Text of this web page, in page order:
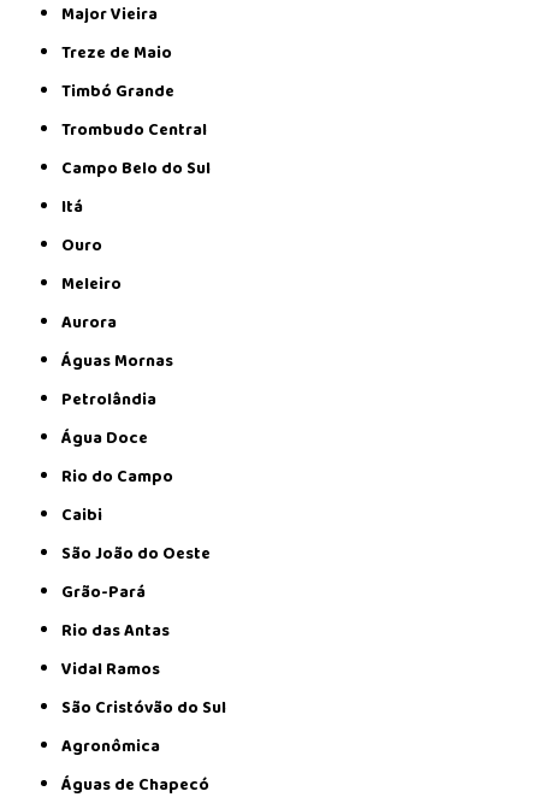
Major Vieira
Treze de Maio
Timbó Grande
Trombudo Central
Campo Belo do Sul
Itá
Ouro
Meleiro
Aurora
Águas Mornas
Petrolândia
Água Doce
Rio do Campo
Caibi
São João do Oeste
Grão-Pará
Rio das Antas
Vidal Ramos
São Cristóvão do Sul
Agronômica
Águas de Chapecó